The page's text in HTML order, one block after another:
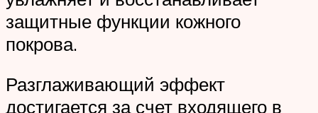
защитные функции кожного
покрова.
Разглаживающий эффект
достигается за счет входящего в